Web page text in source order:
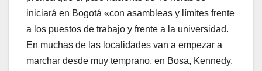
iniciará en Bogotá «con asambleas y límites frente
a los puestos de trabajo y frente a la universidad.
En muchas de las localidades van a empezar a
marchar desde muy temprano, en Bosa, Kennedy,